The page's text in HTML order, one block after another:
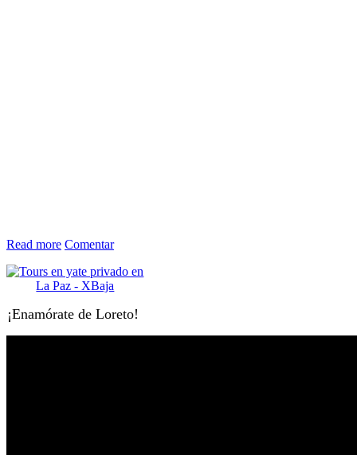
Read more Comentar
¡Enamórate de Loreto!